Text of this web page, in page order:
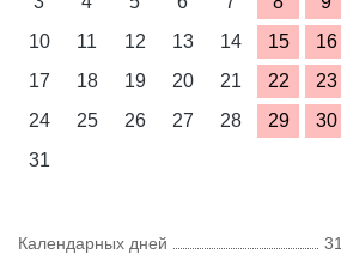
10
11 12 13 14 15
16
17
18 19 20 21 22
23
24
25 26 27 28 29
30
31
Календарных дней
31